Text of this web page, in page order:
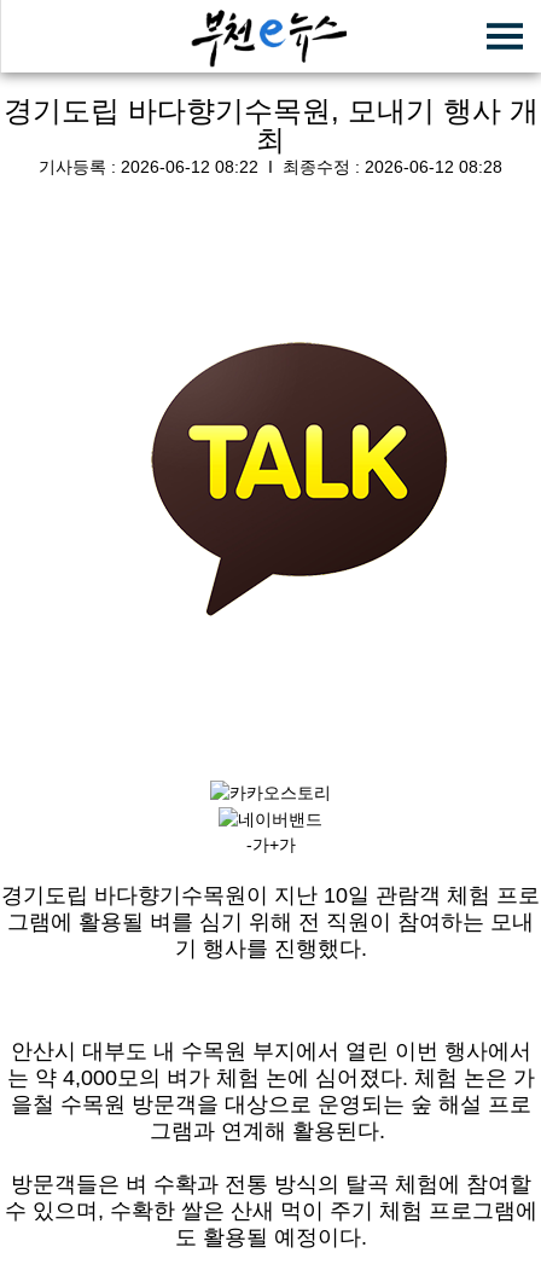
경기도립 바다향기수목원, 모내기 행사 개
최
기사등록 : 2026-06-12 08:22 Ι 최종수정 : 2026-06-12 08:28
-가+가
경기도립 바다향기수목원이 지난 10일 관람객 체험 프로
그램에 활용될 벼를 심기 위해 전 직원이 참여하는 모내
기 행사를 진행했다.
안산시 대부도 내 수목원 부지에서 열린 이번 행사에서
는 약 4,000모의 벼가 체험 논에 심어졌다. 체험 논은 가
을철 수목원 방문객을 대상으로 운영되는 숲 해설 프로
그램과 연계해 활용된다.
방문객들은 벼 수확과 전통 방식의 탈곡 체험에 참여할
수 있으며, 수확한 쌀은 산새 먹이 주기 체험 프로그램에
도 활용될 예정이다.